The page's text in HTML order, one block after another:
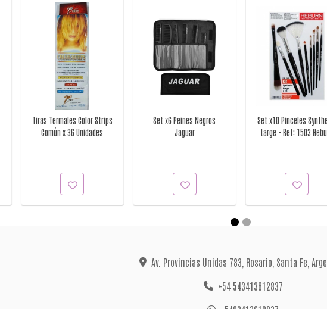
Tiras Termales Color Strips
Común x 36 Unidades
Set x6 Peines Negros
Jaguar
Set x10 Pinceles
Large - Ref: 1503
Av. Provincias Unidas 783, Rosario, Santa Fe,
+54 543413612837